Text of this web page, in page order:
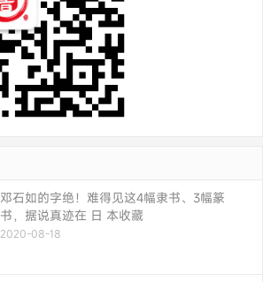
邓石如的字绝！难得见这4幅隶书、3幅篆
书，据说真迹在 日 本收藏
2020-08-18